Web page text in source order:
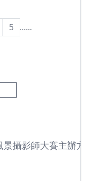
5 ......
影師大賽主辦方公